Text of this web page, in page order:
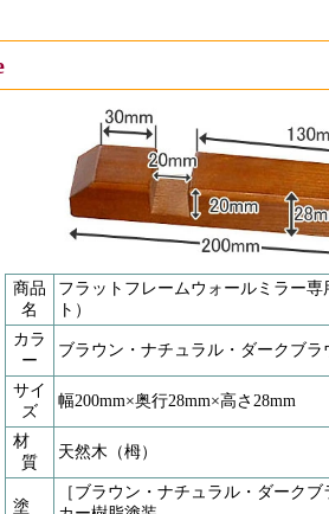
商品
名
フラットフレームウォールミラー
ト）
カラ
ー
ブラウン・ナチュラル・ダークブ
サイ
ズ
幅200mm×奥行28mm×高さ28mm
材
質
天然木（栂）
塗
［ブラウン・ナチュラル・ダーク